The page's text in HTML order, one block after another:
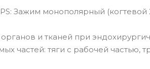
Зажим монополярный (когтевой
и тканей при
частей: тяги с рабочей частью,